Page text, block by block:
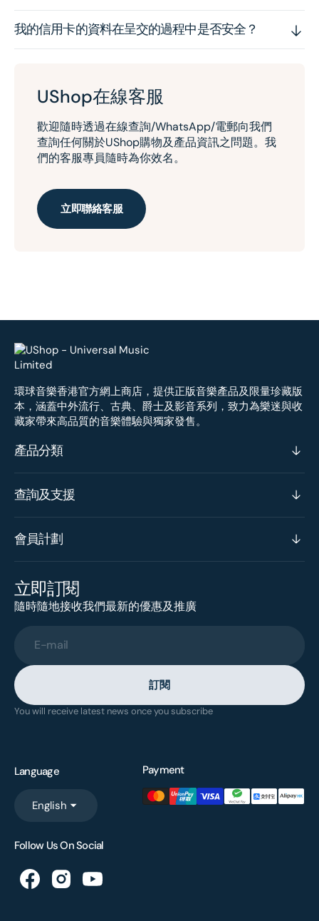
我的信用卡的資料在呈交的過程中是否安全？
UShop在線客服
歡迎隨時透過在線查詢/WhatsApp/電郵向我們
查詢任何關於UShop購物及產品資訊之問題。我
們的客服專員隨時為你效名。
立即聯絡客服
環球音樂香港官方網上商店，提供正版音樂產品及限量珍藏版
本，涵蓋中外流行、古典、爵士及影音系列，致力為樂迷與收
藏家帶來高品質的音樂體驗與獨家發售。
產品分類
查詢及支援
會員計劃
立即訂閱
隨時隨地接收我們最新的優惠及推廣
E-mail
訂閱
You will receive latest news once you subscribe
Language
English
Payment
Follow Us On Social